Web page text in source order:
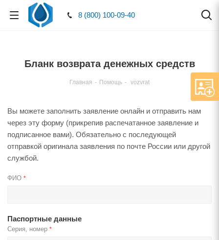
8 (800) 100-09-40
Бланк возврата денежных средств
Главная - Помощь - vozvrat
Вы можете заполнить заявление онлайн и отправить нам
через эту форму (прикрепив распечатанное заявление и
подписанное вами). Обязательно с последующей
отправкой оригинала заявления по почте России или другой
службой.
ФИО *
Паспортные данные
Серия, номер *